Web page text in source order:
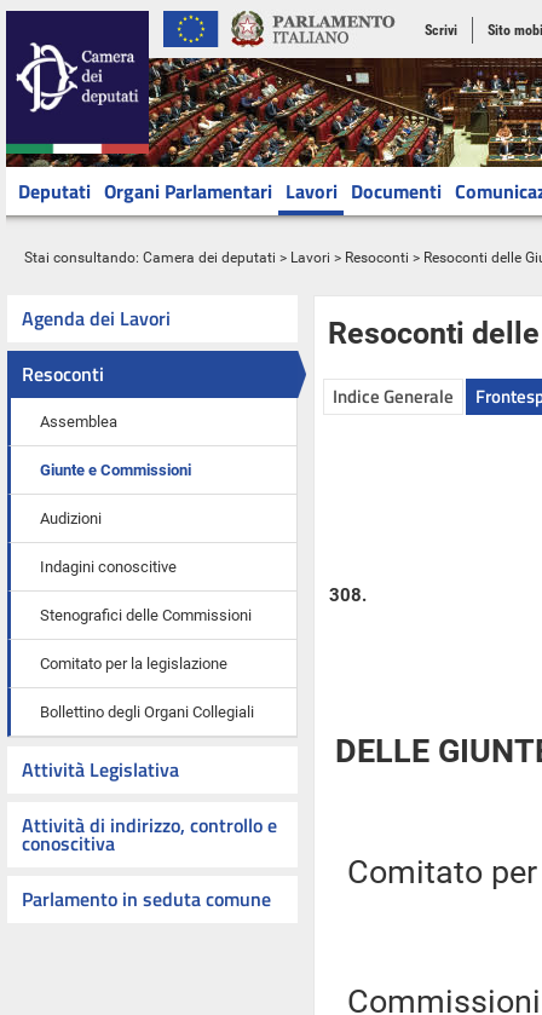
Scrivi Sito
Deputati Organi Parlamentari Lavori Documenti
Stai consultando: Camera dei deputati > Lavori > Resoconti > Resoconti delle
Agenda dei Lavori
Resoconti
Assemblea
Giunte e Commissioni
Audizioni
Indagini conoscitive
Stenografici delle Commissioni
Comitato per la legislazione
Bollettino degli Organi Collegiali
Attività Legislativa
Attività di indirizzo, controllo e
conoscitiva
Parlamento in seduta comune
Resoconti
Indice Generale
308.
DELLE
Comitato